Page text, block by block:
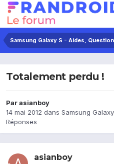
Samsung Galaxy S - Aides,
Totalement perdu !
Parasianboy
14 mai 2012 dans Samsung
Réponses
asianboy